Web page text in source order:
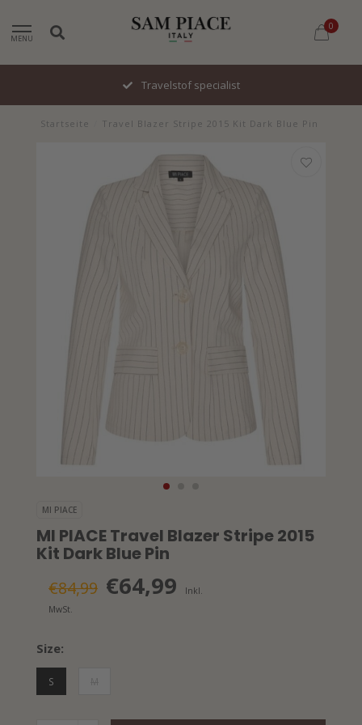
MENU
0
Snel geleverd
Startseite Travel Blazer Stripe 2015 Kit Dark Blue Pin
MI PIACE
MI PIACE Travel Blazer Stripe 2015
Kit Dark Blue Pin
€84,99 €64,99
Inkl.
MwSt.
Size:
S